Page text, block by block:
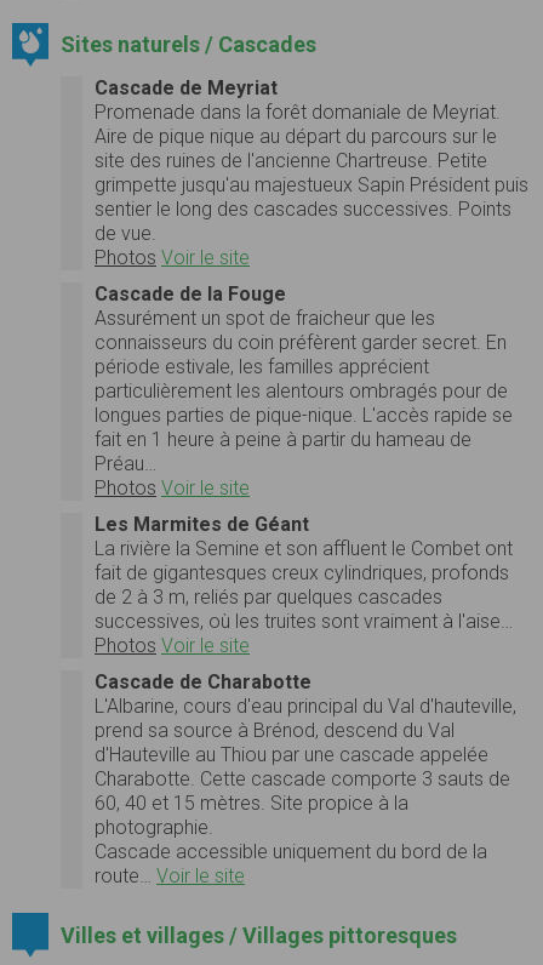
Sites naturels / Cascades
Cascade de Meyriat
Promenade dans la forêt domaniale de Meyriat.
Aire de pique nique au départ du parcours sur le
site des ruines de l'ancienne Chartreuse. Petite
grimpette jusqu'au majestueux Sapin Président puis
sentier le long des cascades successives. Points
de vue.
Photos Voir le site
Cascade de la Fouge
Assurément un spot de fraicheur que les
connaisseurs du coin préfèrent garder secret. En
période estivale, les familles apprécient
particulièrement les alentours ombragés pour de
longues parties de pique-nique. L'accès rapide se
fait en 1 heure à peine à partir du hameau de
Préau…
Photos Voir le site
Les Marmites de Géant
La rivière la Semine et son affluent le Combet ont
fait de gigantesques creux cylindriques, profonds
de 2 à 3 m, reliés par quelques cascades
successives, où les truites sont vraiment à l'aise…
Photos Voir le site
Cascade de Charabotte
L'Albarine, cours d'eau principal du Val d'hauteville,
prend sa source à Brénod, descend du Val
d'Hauteville au Thiou par une cascade appelée
Charabotte. Cette cascade comporte 3 sauts de
60, 40 et 15 mètres. Site propice à la
photographie.
Cascade accessible uniquement du bord de la
route… Voir le site
Villes et villages / Villages pittoresques